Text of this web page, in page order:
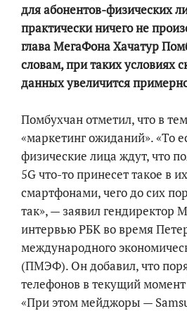
для абонентов-физических
практически ничего не
глава МегаФона Хачатур
словам, при таких условиях
данных увеличится
Помбухчан отметил, что в
«маркетинг ожиданий». «То
физические лица ждут, что
5G что-то принесет такое в
смартфонами, чего до сих
так», — заявил гендиректор
интервью РБК во время
международного
(ПМЭФ). Он добавил, что
телефонов в текущий
«При этом мейджоры —